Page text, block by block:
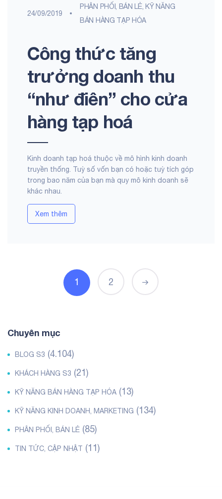
24/09/2019
PHÂN PHỐI, BÁN LẺ, KỸ NĂNG
BÁN HÀNG TẠP HÓA
Công thức tăng
trưởng doanh thu
“như điên” cho cửa
hàng tạp hoá
Kinh doanh tạp hoá thuộc về mô hình kinh doanh
truyền thống. Tuỳ số vốn bạn có hoặc tuỳ tích góp
trong bao năm của bạn mà quy mô kinh doanh sẽ
khác nhau.
Xem thêm
1 2
Chuyên mục
BLOG S3 (4.104)
KHÁCH HÀNG S3 (21)
KỸ NĂNG BÁN HÀNG TẠP HÓA (13)
KỸ NĂNG KINH DOANH, MARKETING (134)
PHÂN PHỐI, BÁN LẺ (85)
TIN TỨC, CẬP NHẬT (11)